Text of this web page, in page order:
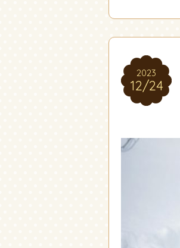
2023
12/24
2023
12/24